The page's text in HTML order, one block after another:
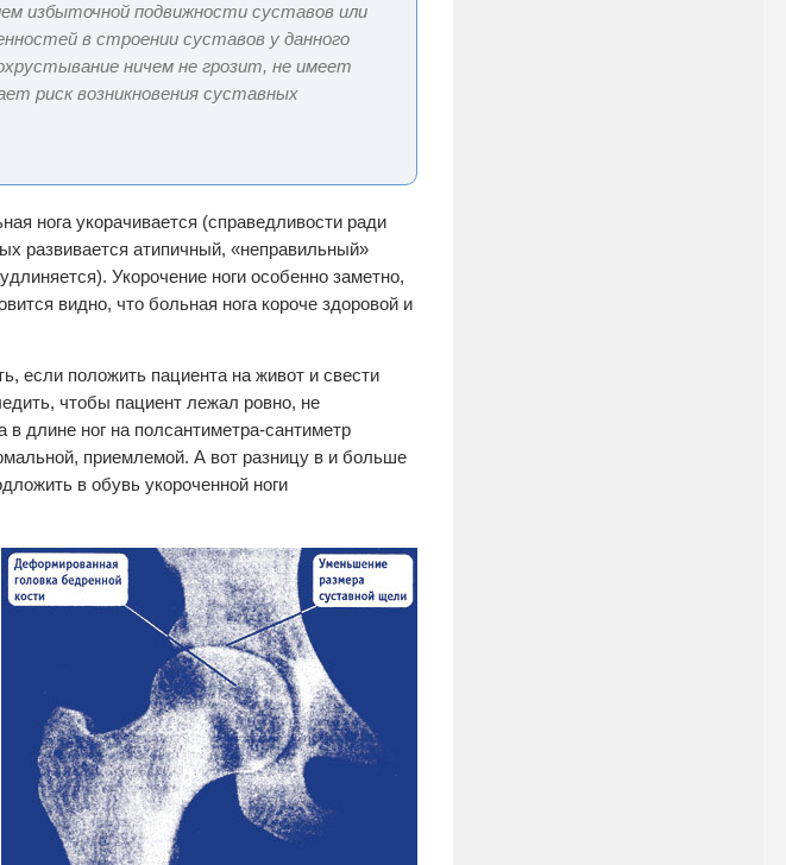
избыточной подвижности суставов или
в строении суставов у данного
ничем не грозит, не имеет
риск возникновения суставных
нога укорачивается (справедливости ради
развивается атипичный, «неправильный»
Укорочение ноги особенно заметно,
видно, что больная нога короче здоровой и
если положить пациента на живот и свести
чтобы пациент лежал ровно, не
длине ног на полсантиметра-сантиметр
приемлемой. А вот разницу в и больше
в обувь укороченной ноги